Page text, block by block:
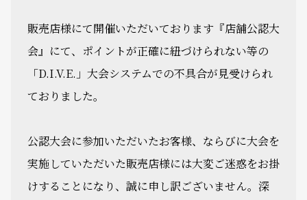
販売店様にて開催いただいております『店舗公認大
会』にて、ポイントが正確に紐づけられない等の
「D.I.V.E.」大会システムでの不具合が見受けられ
ておりました。
公認大会に参加いただいたお客様、ならびに大会を
実施していただいた販売店様には大変ご迷惑をお掛
けすることになり、誠に申し訳ございません。深